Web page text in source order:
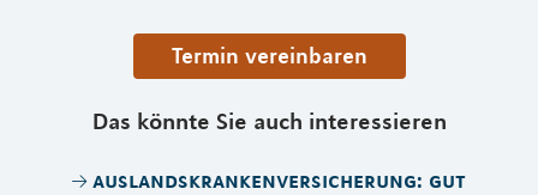
Termin vereinbaren
Das könnte Sie auch interessieren
auslandskrankenversicherung: gut